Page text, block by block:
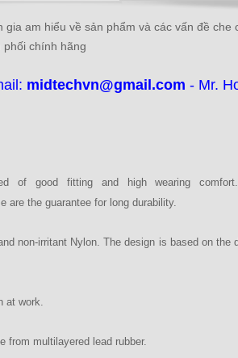
am hiểu về sản phẩm và các vấn đề che
chính hãng
midtechvn@gmail.com - Mr.
of good fitting and high wearing comfort.
are the guarantee for long durability.
non-irritant Nylon. The design is based on the
at work.
from multilayered lead rubber.